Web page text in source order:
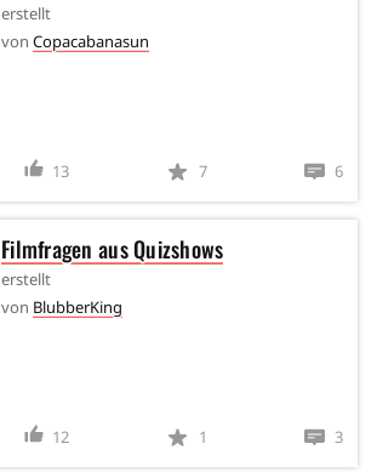
erstellt
von Copacabanasun
13 7 6
Filmfragen aus Quizshows
erstellt
von BlubberKing
12 1 3